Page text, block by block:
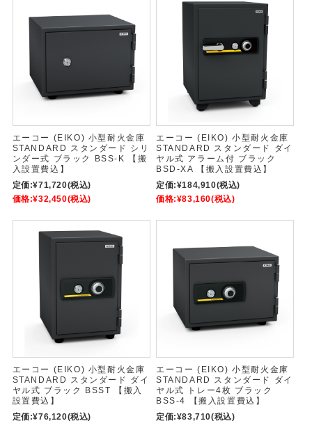
エーコー (EIKO) 小型耐火金庫
STANDARD スタンダード シリ
ンダー式 ブラック BSS-K 【搬
入設置費込】
定価:¥71,720(税込)
価格:¥32,450(税込)
エーコー (EIKO) 小型耐火金庫
STANDARD スタンダード ダイ
ヤル式 アラーム付 ブラック
BSD-XA 【搬入設置費込】
定価:¥184,910(税込)
価格:¥83,160(税込)
エーコー (EIKO) 小型耐火金庫
STANDARD スタンダード ダイ
ヤル式 ブラック BSST 【搬入
設置費込】
定価:¥76,120(税込)
エーコー (EIKO) 小型耐火金庫
STANDARD スタンダード ダイ
ヤル式 トレー4枚 ブラック
BSS-4 【搬入設置費込】
定価:¥83,710(税込)